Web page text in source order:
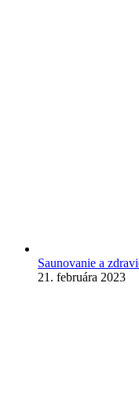
Saunovanie a
21. februára 2023